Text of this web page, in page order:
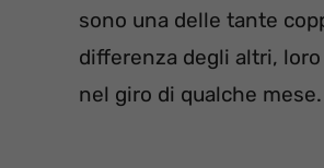
sono una delle tante
differenza degli altri,
nel giro di qualche mese.